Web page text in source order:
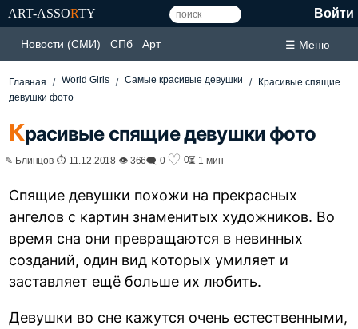
ART-ASSORTY Войти
Новости (СМИ) СПб Арт ☰ Меню
Главная World Girls Самые красивые девушки
Красивые спящие
девушки фото
Красивые спящие девушки фото
✎ Блинцов ⏱ 11.12.2018 👁 366🗨 0 ♡ 0⏳ 1 мин
Спящие девушки похожи на прекрасных
ангелов с картин знаменитых художников. Во
время сна они превращаются в невинных
созданий, один вид которых умиляет и
заставляет ещё больше их любить.
Девушки во сне кажутся очень естественными,